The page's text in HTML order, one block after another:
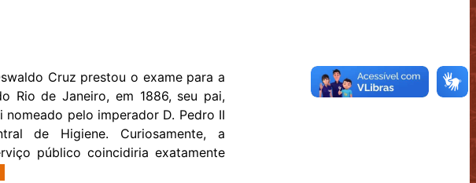
Cruz prestou o exame para a
Rio de Janeiro, em 1886, seu pai,
nomeado pelo imperador D. Pedro II
de Higiene. Curiosamente, a
público coincidiria exatamente